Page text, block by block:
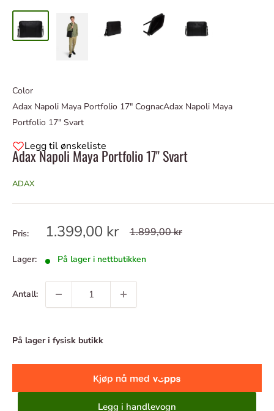
Color
Adax Napoli Maya Portfolio 17" CognacAdax Napoli Maya
Portfolio 17" Svart
Legg til ønskeliste
Adax Napoli Maya Portfolio 17" Svart
ADAX
Pris: Tilbudspris
1.399,00 kr Ordinær
1.899,00 kr
Lager: På lager i nettbutikken
Antall:
På lager i fysisk butikk
Legg i handlevogn